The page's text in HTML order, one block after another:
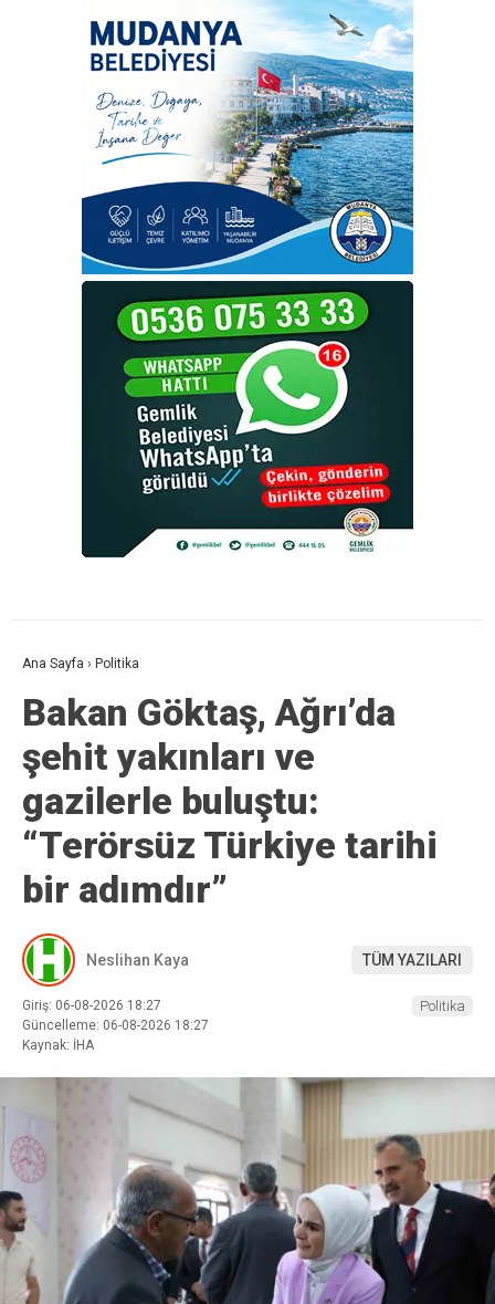
Ana Sayfa › Politika
Bakan Göktaş, Ağrı’da
şehit yakınları ve
gazilerle buluştu:
“Terörsüz Türkiye tarihi
bir adımdır”
Neslihan Kaya TÜM YAZILARI
Giriş: 06-08-2026 18:27
Güncelleme: 06-08-2026 18:27
Kaynak: İHA
Politika